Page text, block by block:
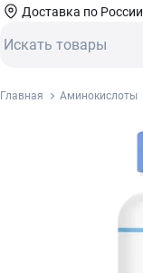
Доставка по России
Главная Аминокислоты